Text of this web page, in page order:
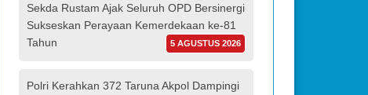
Sekda Rustam Ajak Seluruh OPD Bersinergi
Sukseskan Perayaan Kemerdekaan ke-81
Tahun
5 AGUSTUS 2026
Polri Kerahkan 372 Taruna Akpol Dampingi